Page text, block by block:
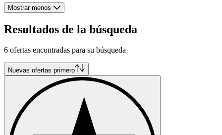
Mostrar menos
Resultados de la búsqueda
6 ofertas encontradas para su búsqueda
Nuevas ofertas primero